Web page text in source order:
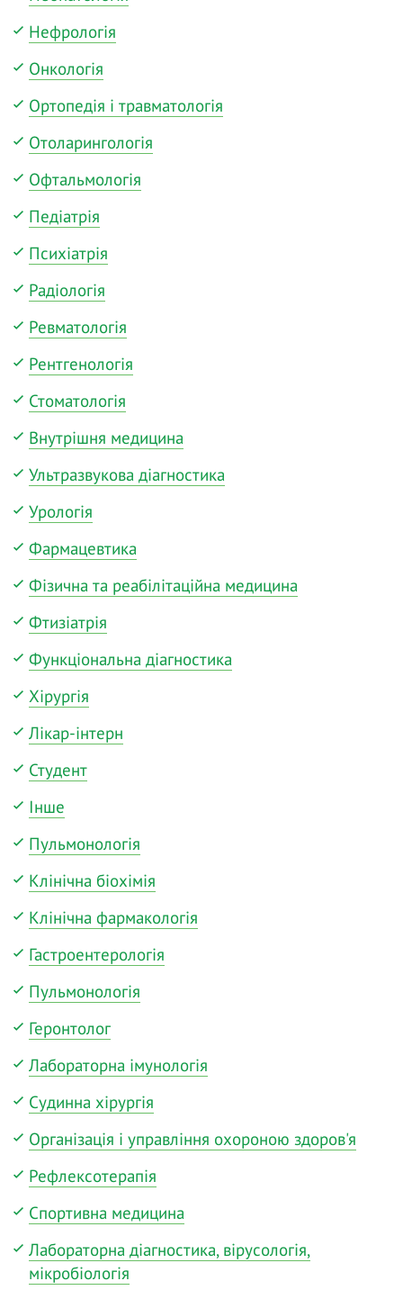
Нефрологія
Онкологія
Ортопедія і травматологія
Отоларингологія
Офтальмологія
Педіатрія
Психіатрія
Радіологія
Ревматологія
Рентгенологія
Стоматологія
Внутрішня медицина
Ультразвукова діагностика
Урологія
Фармацевтика
Фізична та реабілітаційна медицина
Фтизіатрія
Функціональна діагностика
Хірургія
Лікар-інтерн
Студент
Інше
Пульмонологія
Клінічна біохімія
Клінічна фармакологія
Гастроентерологія
Пульмонологія
Геронтолог
Лабораторна імунологія
Судинна хірургія
Організація і управління охороною здоров'я
Рефлексотерапія
Спортивна медицина
Лабораторна діагностика, вірусологія,
мікробіологія